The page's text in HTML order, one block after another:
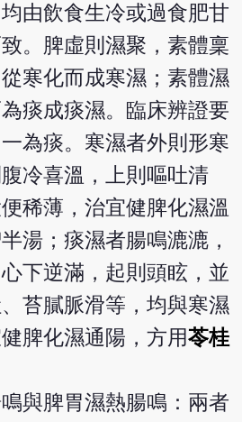
由飲食生冷或過食肥甘
。脾虛則濕聚，素體稟
寒化而成寒濕；素體濕
痰成痰濕。臨床辨證要
為痰。寒濕者外則形寒
冷喜溫，上則嘔吐清
稀薄，治宜健脾化濕溫
湯；痰濕者腸鳴漉漉，
下逆滿，起則頭眩，並
苔膩脈滑等，均與寒濕
脾化濕通陽，方用苓桂
與脾胃濕熱腸鳴：兩者